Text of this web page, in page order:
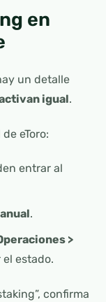
en
un detalle
igual.
eToro:
entrar al
.
>
estado.
confirma